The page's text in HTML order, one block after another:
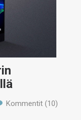
Kommentit (10)